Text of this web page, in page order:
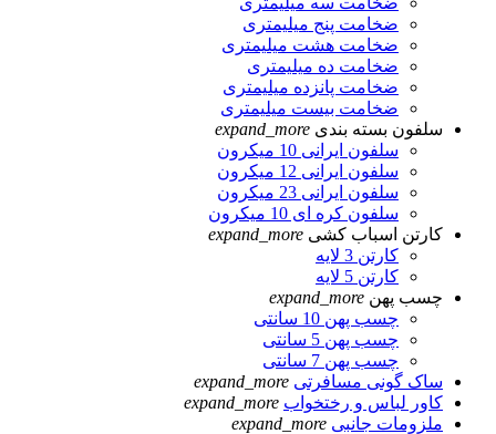
ضخامت پنج میلیمتری
ضخامت هشت میلیمتری
ضخامت ده میلیمتری
ضخامت پانزده میلیمتری
ضخامت بیست میلیمتری
سلفون بسته بندی expand_more
سلفون ایرانی 10 میکرون
سلفون ایرانی 12 میکرون
سلفون ایرانی 23 میکرون
سلفون کره ای 10 میکرون
کارتن اسباب کشی expand_more
کارتن 3 لایه
کارتن 5 لایه
چسب پهن expand_more
چسب پهن 10 سانتی
چسب پهن 5 سانتی
چسب پهن 7 سانتی
ساک گونی مسافرتی expand_more
کاور لباس و رختخواب expand_more
ملزومات جانبی expand_more